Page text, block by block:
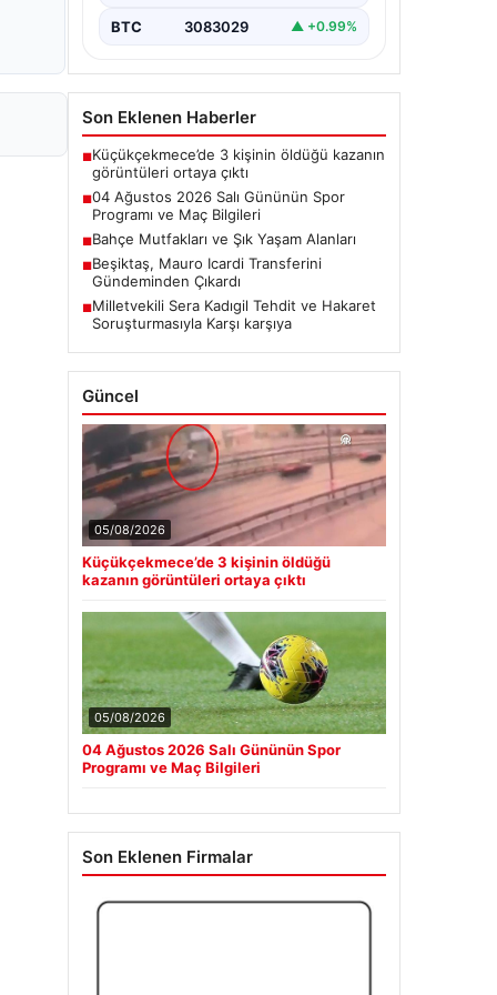
BTC 3083029 ▲ +0.99%
Son Eklenen Haberler
■Küçükçekmece’de 3 kişinin öldüğü kazanın
görüntüleri ortaya çıktı
■04 Ağustos 2026 Salı Gününün Spor
Programı ve Maç Bilgileri
■Bahçe Mutfakları ve Şık Yaşam Alanları
■Beşiktaş, Mauro Icardi Transferini
Gündeminden Çıkardı
■Milletvekili Sera Kadıgil Tehdit ve Hakaret
Soruşturmasıyla Karşı karşıya
Güncel
05/08/2026
Küçükçekmece’de 3 kişinin öldüğü
kazanın görüntüleri ortaya çıktı
05/08/2026
04 Ağustos 2026 Salı Gününün Spor
Programı ve Maç Bilgileri
Son Eklenen Firmalar